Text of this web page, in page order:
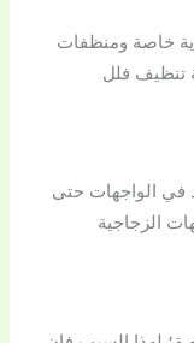
خاصة ومنظفات
تنظيف فلل
في الواجهات حتى
الزجاجية